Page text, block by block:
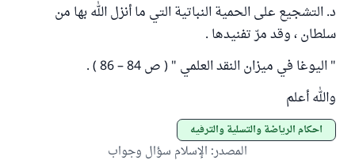
د. التشجيع على الحمية النباتية التي ما أنزل الله بها من
سلطان ، وقد مرّ تفنيدها .
" اليوغا في ميزان النقد العلمي " ( ص 84 – 86 ) .
والله أعلم
أحكام الرياضة والتسلية والترفيه
المصدر: الإسلام سؤال وجواب